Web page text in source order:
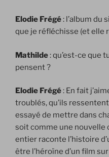
Elodie Frégé: l’album du
que je réfléchisse (et elle
Mathilde: qu’est-ce que
pensent ?
Elodie Frégé: En fait
troublés, qu’ils
essayé de mettre dans
soit comme une nouvelle
entier raconte l’histoire
être l’héroïne d’un film